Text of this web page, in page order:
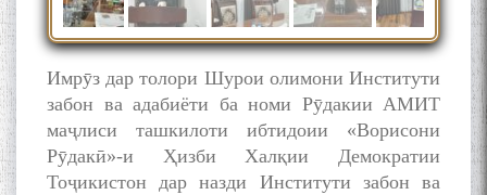
Имрӯз дар толори Шурои олимони Институти
забон ва адабиёти ба номи Рӯдакии АМИТ
маҷлиси ташкилоти ибтидоии «Ворисони
Рӯдакӣ»-и Ҳизби Халқии Демократии
Тоҷикистон дар назди Институти забон ва